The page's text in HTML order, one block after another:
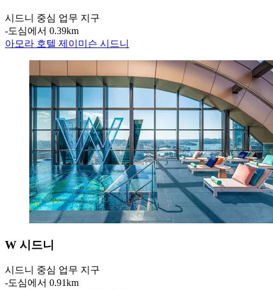
시드니 중심 업무 지구
‐도심에서 0.39km
아모라 호텔 제이미슨 시드니
W 시드니
시드니 중심 업무 지구
‐도심에서 0.91km